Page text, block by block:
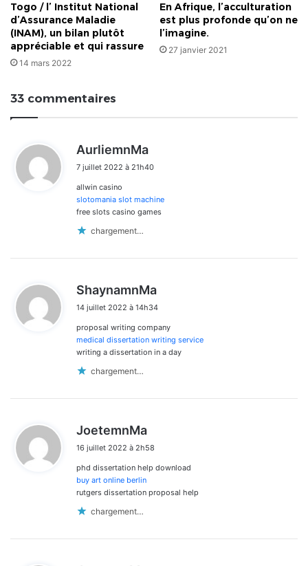
Togo / l’ Institut National
d’Assurance Maladie
(INAM), un bilan plutôt
appréciable et qui rassure
14 mars 2022
En Afrique, l’acculturation
est plus profonde qu’on ne
l’imagine.
27 janvier 2021
33 commentaires
AurliemnMa
t
:
7 juillet 2022 à 21h40
allwin casino
slotomania slot machine
free slots casino games
chargement…
ShaynamnMa
t
:
14 juillet 2022 à 14h34
proposal writing company
medical dissertation writing service
writing a dissertation in a day
chargement…
JoetemnMa
t
16 juillet 2022 à 2h58
phd dissertation help download
buy art online berlin
rutgers dissertation proposal help
chargement…